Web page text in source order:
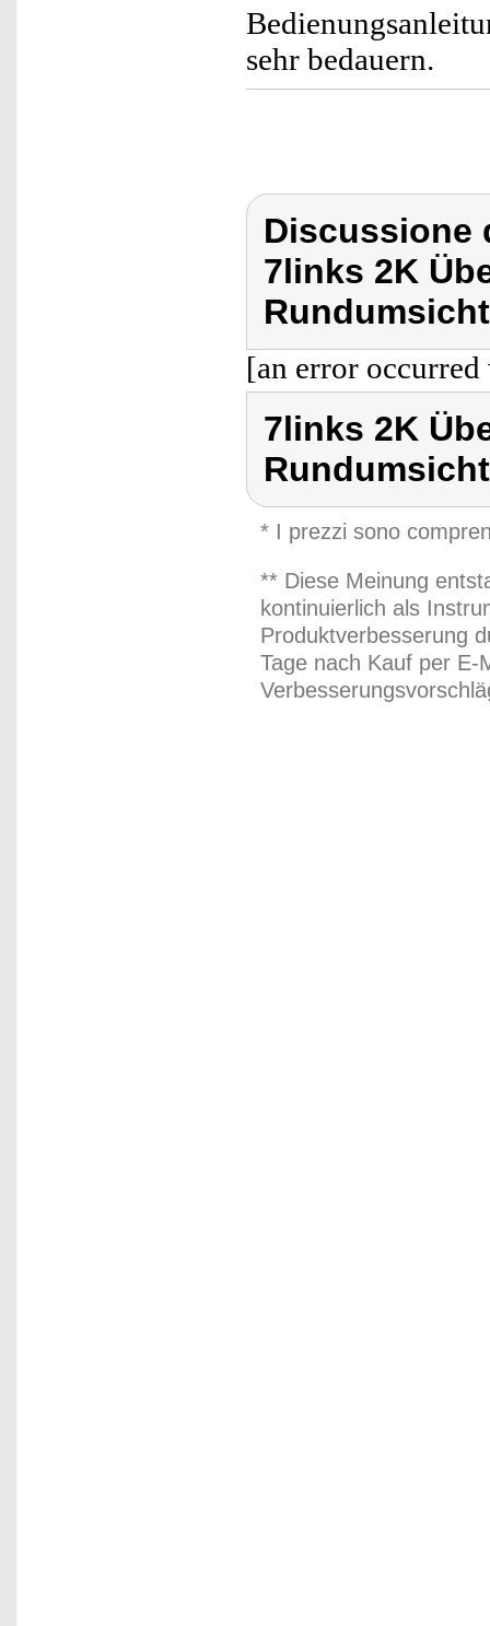
sehr bedauern.
Discussione
7links 2K
[an error
7links 2K
* I prezzi sono
** Diese Meinung
kontinuierlich als
Produktverbesserung
Tage nach Kauf per E-